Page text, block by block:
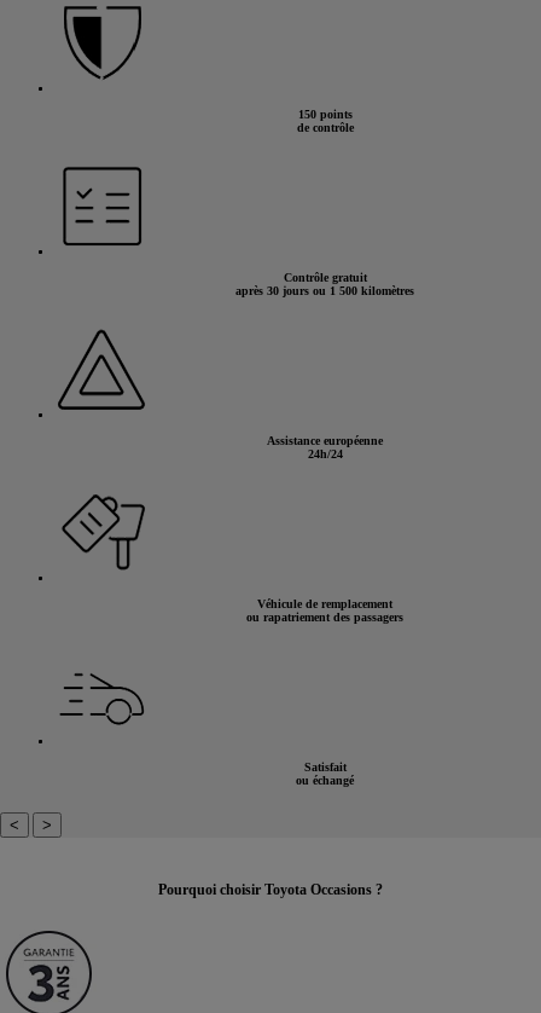
150 points
de contrôle
Contrôle gratuit
après 30 jours ou 1 500 kilomètres
Assistance européenne
24h/24
Véhicule de remplacement
ou rapatriement des passagers
Satisfait
ou échangé
< >
Pourquoi choisir Toyota Occasions ?